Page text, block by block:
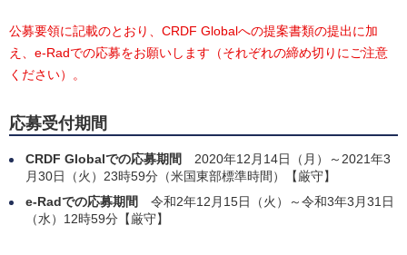
公募要領に記載のとおり、CRDF Globalへの提案書類の提出に加
え、e-Radでの応募をお願いします（それぞれの締め切りにご注意
ください）。
応募受付期間
CRDF Globalでの応募期間
2020年12月14日（月）～2021年3
月30日（火）23時59分（米国東部標準時間）【厳守】
e-Radでの応募期間
令和2年12月15日（火）～令和3年3月31日
（水）12時59分【厳守】